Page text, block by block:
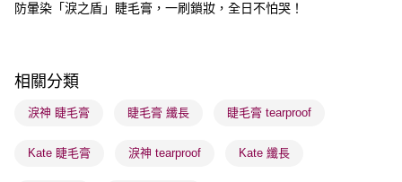
每筆HK$65.00，滿HK$300.00或以上免運費
順豐站及營業點 - 確認發貨後1-3個工作天送達
防暈染「淚之盾」睫毛膏，一刷鎖妝，全日不怕哭！
相關分類
淚神 睫毛膏 睫毛膏 纖長 睫毛膏 tearproof
Kate 睫毛膏 淚神 tearproof Kate 纖長